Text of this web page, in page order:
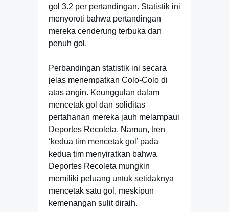
gol 3.2 per pertandingan. Statistik ini
menyoroti bahwa pertandingan
mereka cenderung terbuka dan
penuh gol.
Perbandingan statistik ini secara
jelas menempatkan Colo-Colo di
atas angin. Keunggulan dalam
mencetak gol dan soliditas
pertahanan mereka jauh melampaui
Deportes Recoleta. Namun, tren
‘kedua tim mencetak gol’ pada
kedua tim menyiratkan bahwa
Deportes Recoleta mungkin
memiliki peluang untuk setidaknya
mencetak satu gol, meskipun
kemenangan sulit diraih.